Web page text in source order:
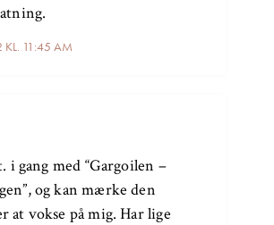
KL. 11:45 AM
i gang med “Gargoilen –
og kan mærke den
at vokse på mig. Har lige